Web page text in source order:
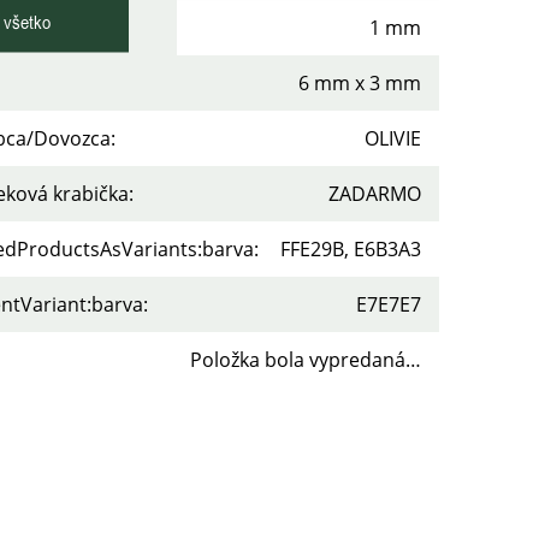
1 mm
6 mm x 3 mm
Dovozca: OLIVIE
krabička: ZADARMO
: FFE29B, E6B3A3
: E7E7E7
Položka bola vypredaná…